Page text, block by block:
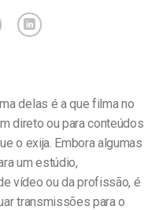
delas é a que filma no
direto ou para conteúdos
o exija. Embora algumas
um estúdio,
vídeo ou da profissão, é
transmissões para o